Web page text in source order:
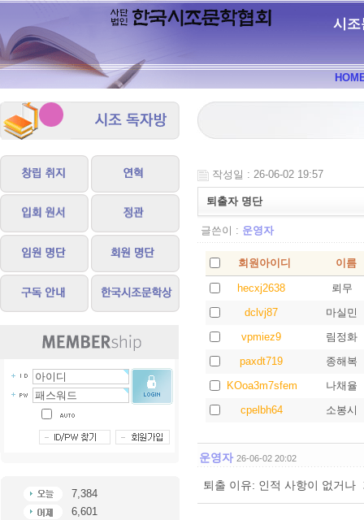
시조
7,384
6,601
작성일 : 26-06-02 19:57
퇴출자 명단
글쓴이 : 운영자
회원아이디 이름
hecxj2638
뢰무
dclvj87
마실민
vpmiez9
림정화
paxdt719
종해복
KOoa3m7sfem
나채율
cpelbh64
소봉시
운영자 26-06-02 20:02
퇴출 이유: 인적 사항이 없거나